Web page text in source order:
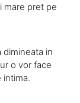
mare pret pe
dimineata in
o vor face
intima.